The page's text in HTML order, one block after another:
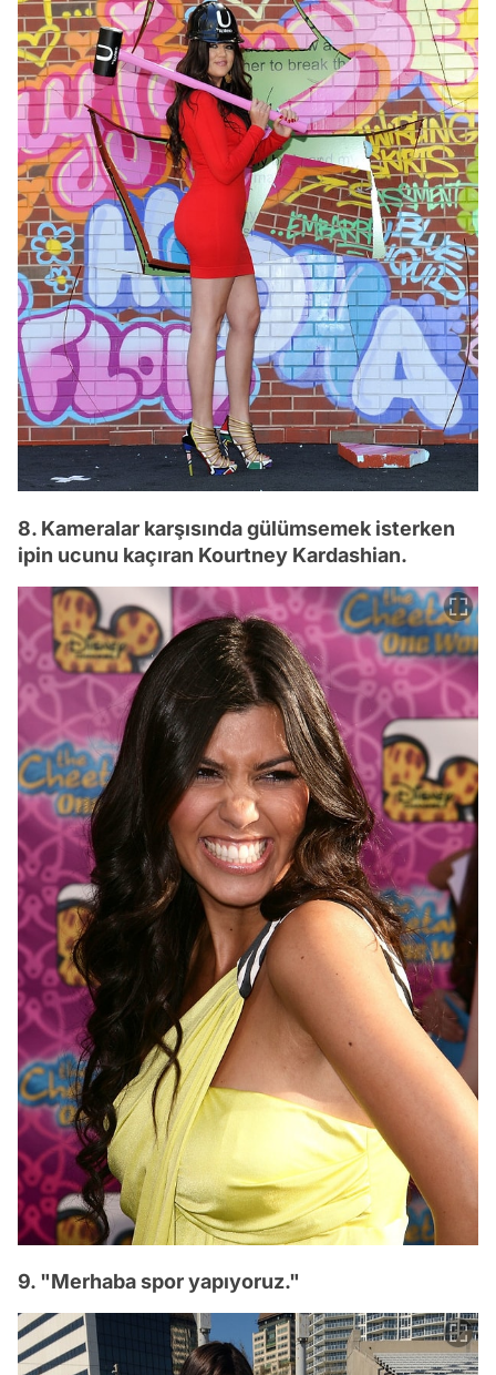
8. Kameralar karşısında gülümsemek isterken
ipin ucunu kaçıran Kourtney Kardashian.
9. "Merhaba spor yapıyoruz."